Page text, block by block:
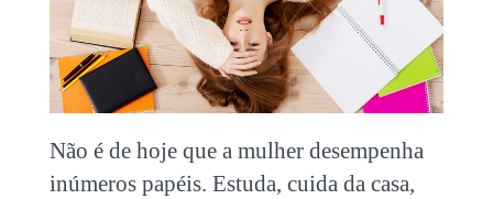
Não é de hoje que a mulher desempenha
inúmeros papéis. Estuda, cuida da casa,